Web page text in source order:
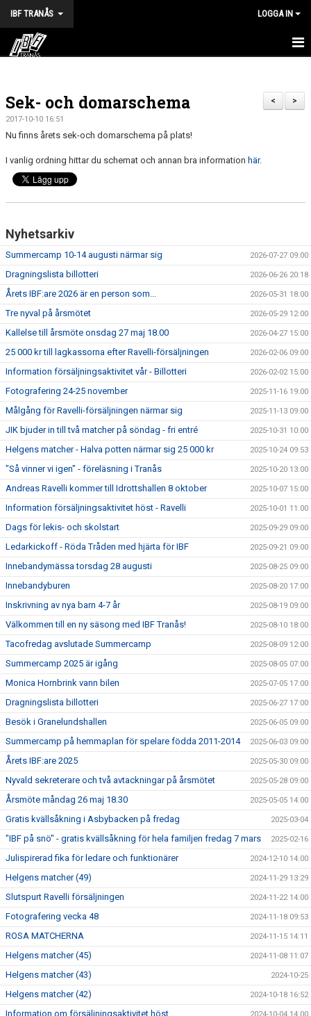
IBF TRANÅS LOGGA IN
FÖRENINGEN
VÅRA LAG
TRÄNINGSTIDER
BILDGALLERI
DOKUMENT
HALVA POTTEN
>
<
Sek- och domarschema
2017-10-10 16:51
Nu finns årets sek-och domarschema på plats!
I vanlig ordning hittar du schemat och annan bra information här.
Nyhetsarkiv
Summercamp 10-14 augusti närmar sig 2026-07-27 09:00
Dragningslista billotteri 2026-06-26 20:18
Årets IBF:are 2026 är en person som... 2026-05-31 18:00
Tre nyval på årsmötet 2026-05-29 12:00
Kallelse till årsmöte onsdag 27 maj 18.00 2026-04-27 15:00
25 000 kr till lagkassorna efter Ravelli-försäljningen 2026-02-06 09:00
Information försäljningsaktivitet vår - Billotteri 2026-02-02 15:00
Fotografering 24-25 november 2025-11-16 19:00
Målgång för Ravelli-försäljningen närmar sig 2025-11-13 09:00
JIK bjuder in till två matcher på söndag - fri entré 2025-10-31 10:00
Helgens matcher - Halva potten närmar sig 25 000 kr 2025-10-24 09:53
"Så vinner vi igen" - föreläsning i Tranås 2025-10-20 13:00
Andreas Ravelli kommer till Idrottshallen 8 oktober 2025-10-07 15:00
Information försäljningsaktivitet höst - Ravelli 2025-10-01 11:00
Dags för lekis- och skolstart 2025-09-29 09:00
Ledarkickoff - Röda Tråden med hjärta för IBF 2025-09-21 09:00
Innebandymässa torsdag 28 augusti 2025-08-25 09:00
Innebandyburen 2025-08-20 17:00
Inskrivning av nya barn 4-7 år 2025-08-19 09:00
Välkommen till en ny säsong med IBF Tranås! 2025-08-10 18:00
Tacofredag avslutade Summercamp 2025-08-09 12:00
Summercamp 2025 är igång 2025-08-05 07:00
Monica Hornbrink vann bilen 2025-07-05 17:00
Dragningslista billotteri 2025-06-27 17:00
Besök i Granelundshallen 2025-06-05 09:00
Summercamp på hemmaplan för spelare födda 2011-2014 2025-06-03 09:00
Årets IBF:are 2025 2025-05-30 09:00
Nyvald sekreterare och två avtackningar på årsmötet 2025-05-28 09:00
Årsmöte måndag 26 maj 18.30 2025-05-05 14:00
Gratis kvällsåkning i Asbybacken på fredag 2025-03-04
"IBF på snö" - gratis kvällsåkning för hela familjen fredag 7 mars 2025-02-16
Julispirerad fika för ledare och funktionärer 2024-12-10 14:00
Helgens matcher (49) 2024-11-29 13:29
Slutspurt Ravelli försäljningen 2024-11-22 14:00
Fotografering vecka 48 2024-11-18 09:53
ROSA MATCHERNA 2024-11-15 14:11
Helgens matcher (45) 2024-11-08 11:07
Helgens matcher (43) 2024-10-25
Helgens matcher (42) 2024-10-18 16:52
Information om försäljningsaktivitet höst...